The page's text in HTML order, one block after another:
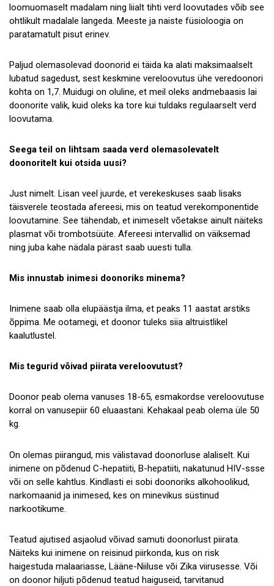
loomuomaselt madalam ning liialt tihti verd loovutades võib see
ohtlikult madalale langeda. Meeste ja naiste füsioloogia on
paratamatult pisut erinev.
Paljud olemasolevad doonorid ei täida ka alati maksimaalselt
lubatud sagedust, sest keskmine vereloovutus ühe veredoonori
kohta on 1,7. Muidugi on oluline, et meil oleks andmebaasis lai
doonorite valik, kuid oleks ka tore kui tuldaks regulaarselt verd
loovutama.
Seega teil on lihtsam saada verd olemasolevatelt
doonoritelt kui otsida uusi?
Just nimelt. Lisan veel juurde, et verekeskuses saab lisaks
täisverele teostada afereesi, mis on teatud verekomponentide
loovutamine. See tähendab, et inimeselt võetakse ainult näiteks
plasmat või trombotsüüte. Afereesi intervallid on väiksemad
ning juba kahe nädala pärast saab uuesti tulla.
Mis innustab inimesi doonoriks minema?
Inimene saab olla elupäästja ilma, et peaks 11 aastat arstiks
õppima. Me ootamegi, et doonor tuleks siia altruistlikel
kaalutlustel.
Mis tegurid võivad piirata vereloovutust?
Doonor peab olema vanuses 18-65, esmakordse vereloovutuse
korral on vanusepiir 60 eluaastani. Kehakaal peab olema üle 50
kg.
On olemas piirangud, mis välistavad doonorluse alaliselt. Kui
inimene on põdenud C-hepatiiti, B-hepatiiti, nakatunud HIV-ssse
või on selle kahtlus. Kindlasti ei sobi doonoriks alkohoolikud,
narkomaanid ja inimesed, kes on minevikus süstinud
narkootikume.
Teatud ajutised asjaolud võivad samuti doonorlust piirata.
Näiteks kui inimene on reisinud piirkonda, kus on risk
haigestuda malaariasse, Lääne-Niiluse või Zika viirusesse. Või
on doonor hiljuti põdenud teatud haiguseid, tarvitanud